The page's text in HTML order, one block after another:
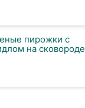
пирожки с
на сковороде